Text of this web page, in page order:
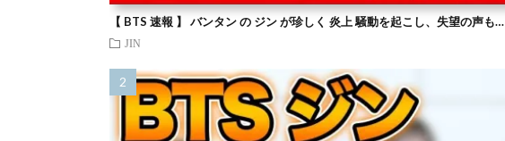
【 BTS 速報 】 バンタン の ジン が珍しく 炎上 騒動を起こし、失望の声も…
JIN